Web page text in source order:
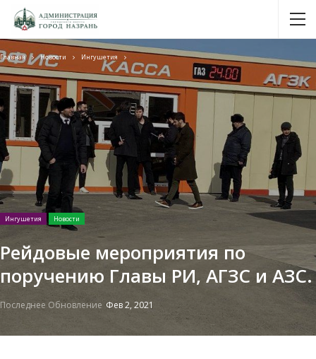
Главная Новости Ингушетия
Ингушетия Новости
Рейдовые мероприятия по
поручению Главы РИ, АГЗС и АЗС.
Последнее Обновление Фев 2, 2021